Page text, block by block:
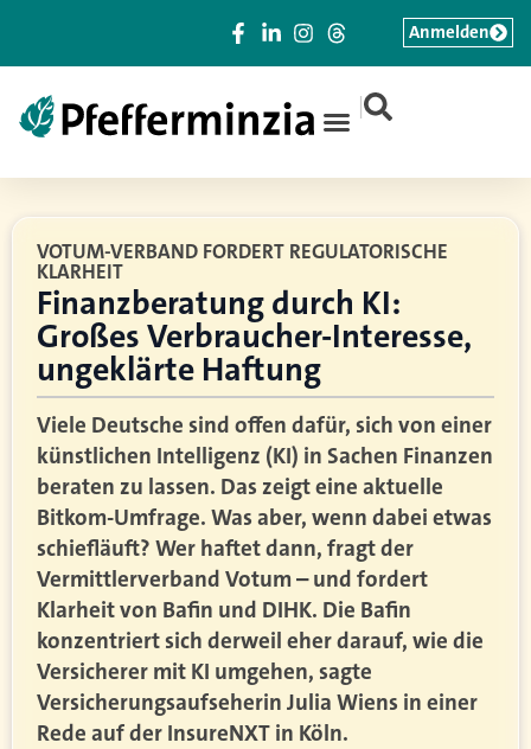
|
Anmelden
VOTUM-VERBAND FORDERT REGULATORISCHE
KLARHEIT
Finanzberatung durch KI:
Großes Verbraucher-Interesse,
ungeklärte Haftung
Viele Deutsche sind offen dafür, sich von einer
künstlichen Intelligenz (KI) in Sachen Finanzen
beraten zu lassen. Das zeigt eine aktuelle
Bitkom-Umfrage. Was aber, wenn dabei etwas
schiefläuft? Wer haftet dann, fragt der
Vermittlerverband Votum – und fordert
Klarheit von Bafin und DIHK. Die Bafin
konzentriert sich derweil eher darauf, wie die
Versicherer mit KI umgehen, sagte
Versicherungsaufseherin Julia Wiens in einer
Rede auf der InsureNXT in Köln.